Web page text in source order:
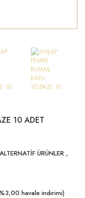
10 ADET
ALTERNATİF ÜRÜNLER ,
havale indirimi)